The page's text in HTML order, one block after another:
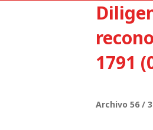
1791
Archivo 56 /